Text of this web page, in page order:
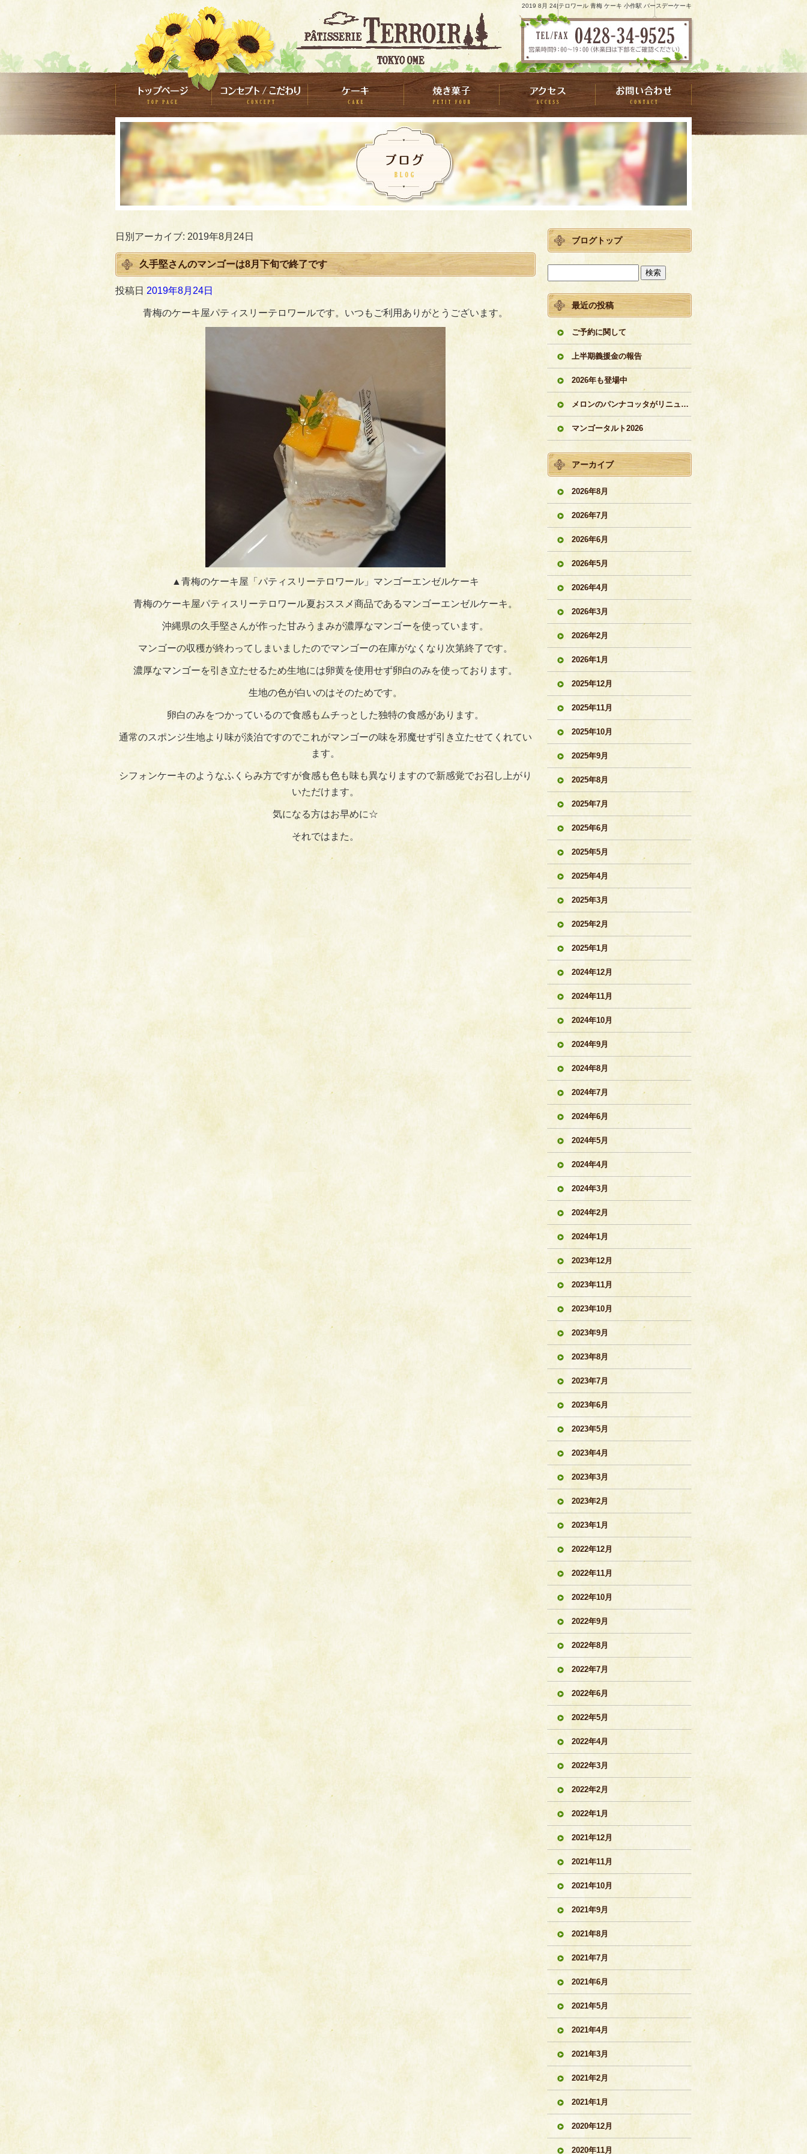
2019 8月 24|テロワール 青梅 ケーキ 小作駅 バースデーケーキ
日別アーカイブ: 2019年8月24日
久手堅さんのマンゴーは8月下旬で終了です
投稿日 2019年8月24日
青梅のケーキ屋パティスリーテロワールです。いつもご利用ありがとうございます。
▲青梅のケーキ屋「パティスリーテロワール」マンゴーエンゼルケーキ
青梅のケーキ屋パティスリーテロワール夏おススメ商品であるマンゴーエンゼルケーキ。
沖縄県の久手堅さんが作った甘みうまみが濃厚なマンゴーを使っています。
マンゴーの収穫が終わってしまいましたのでマンゴーの在庫がなくなり次第終了です。
濃厚なマンゴーを引き立たせるため生地には卵黄を使用せず卵白のみを使っております。
生地の色が白いのはそのためです。
卵白のみをつかっているので食感もムチっとした独特の食感があります。
通常のスポンジ生地より味が淡泊ですのでこれがマンゴーの味を邪魔せず引き立たせてくれてい
ます。
シフォンケーキのようなふくらみ方ですが食感も色も味も異なりますので新感覚でお召し上がり
いただけます。
気になる方はお早めに☆
それではまた。
ブログトップ
最近の投稿
ご予約に関して
上半期義援金の報告
2026年も登場中
メロンのパンナコッタがリニューアル
マンゴータルト2026
アーカイブ
2026年8月
2026年7月
2026年6月
2026年5月
2026年4月
2026年3月
2026年2月
2026年1月
2025年12月
2025年11月
2025年10月
2025年9月
2025年8月
2025年7月
2025年6月
2025年5月
2025年4月
2025年3月
2025年2月
2025年1月
2024年12月
2024年11月
2024年10月
2024年9月
2024年8月
2024年7月
2024年6月
2024年5月
2024年4月
2024年3月
2024年2月
2024年1月
2023年12月
2023年11月
2023年10月
2023年9月
2023年8月
2023年7月
2023年6月
2023年5月
2023年4月
2023年3月
2023年2月
2023年1月
2022年12月
2022年11月
2022年10月
2022年9月
2022年8月
2022年7月
2022年6月
2022年5月
2022年4月
2022年3月
2022年2月
2022年1月
2021年12月
2021年11月
2021年10月
2021年9月
2021年8月
2021年7月
2021年6月
2021年5月
2021年4月
2021年3月
2021年2月
2021年1月
2020年12月
2020年11月